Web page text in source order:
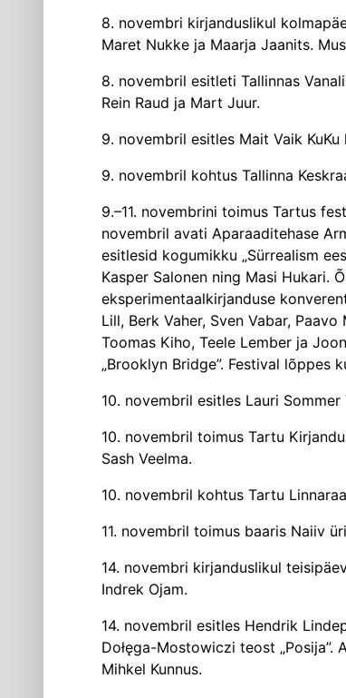
8. novembri kirjanduslikul
Maret Nukke ja Maarja Jaanits.
8. novembril esitleti Tallinnas
Rein Raud ja Mart Juur.
9. novembril esitles Mait Vaik
9. novembril kohtus Tallinna
9.–11. novembrini toimus Tartus
novembril avati Aparaaditehase
esitlesid kogumikku „Sürrealism
Kasper Salonen ning Masi Hukari.
eksperimentaalkirjanduse
Lill, Berk Vaher, Sven Vabar,
Toomas Kiho, Teele Lember ja
„Brooklyn ­Bridge”. Festival lõppes
10. novembril esitles Lauri Sommer
10. novembril toimus Tartu
Sash Veelma.
10. novembril kohtus Tartu
11. novembril toimus baaris Naiiv
14. novembri kirjanduslikul
Indrek Ojam.
14. novembril esitles Hendrik
Dołęga-Mostowiczi teost
Mihkel Kunnus.